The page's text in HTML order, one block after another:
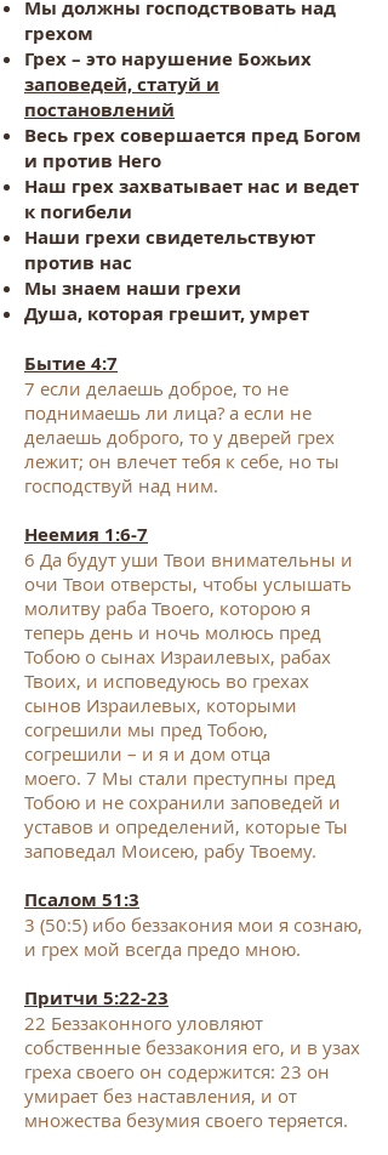
Мы должны господствовать над
грехом
Грех – это нарушение Божьих
заповедей, статуй и
постановлений
Весь грех совершается пред Богом
и против Него
Наш грех захватывает нас и ведет
к погибели
Наши грехи свидетельствуют
против нас
Мы знаем наши грехи
Душа, которая грешит, умрет
​Бытие 4:7
7 если делаешь доброе, то не
поднимаешь ли лица? а если не
делаешь доброго, то у дверей грех
лежит; он влечет тебя к себе, но ты
господствуй над ним.
Неемия 1:6-7
6 Да будут уши Твои внимательны и
очи Твои отверсты, чтобы услышать
молитву раба Твоего, которою я
теперь день и ночь молюсь пред
Тобою о сынах Израилевых, рабах
Твоих, и исповедуюсь во грехах
сынов Израилевых, которыми
согрешили мы пред Тобою,
согрешили – и я и дом отца
моего. 7 Мы стали преступны пред
Тобою и не сохранили заповедей и
уставов и определений, которые Ты
заповедал Моисею, рабу Твоему.
Псалом 51:3
3 (50:5) ибо беззакония мои я сознаю,
и грех мой всегда предо мною.
Притчи 5:22-23
22 Беззаконного уловляют
собственные беззакония его, и в узах
греха своего он содержится: 23 он
умирает без наставления, и от
множества безумия своего теряется.